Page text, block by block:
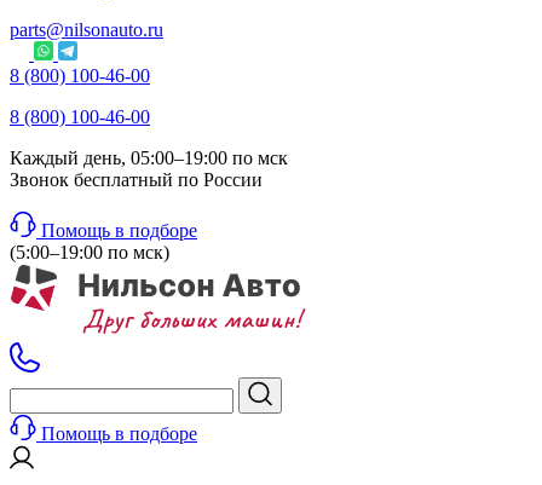
parts@nilsonauto.ru
8 (800) 100-46-00
8 (800) 100-46-00
Каждый день, 05:00–19:00 по мск
Звонок бесплатный по России
Помощь в подборе
(5:00–19:00 по мск)
Помощь в подборе